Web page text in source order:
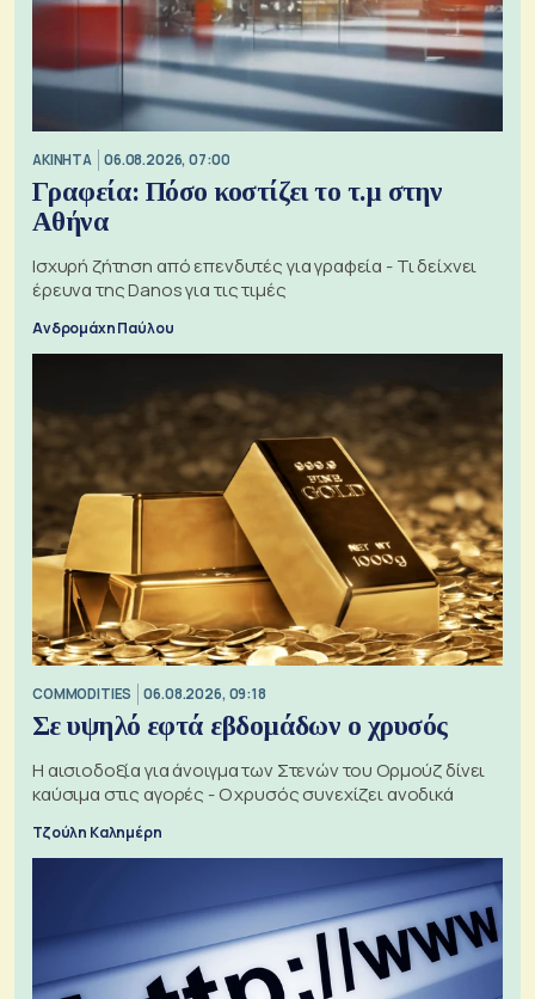
ΑΚΙΝΗΤΑ 06.08.2026, 07:00
Γραφεία: Πόσο κοστίζει το τ.μ στην
Αθήνα
Ισχυρή ζήτηση από επενδυτές για γραφεία - Τι δείχνει
έρευνα της Danos για τις τιμές
Ανδρομάχη Παύλου
COMMODITIES 06.08.2026, 09:18
Σε υψηλό εφτά εβδομάδων ο χρυσός
Η αισιοδοξία για άνοιγμα των Στενών του Ορμούζ δίνει
καύσιμα στις αγορές - Ο χρυσός συνεχίζει ανοδικά
Τζούλη Καλημέρη